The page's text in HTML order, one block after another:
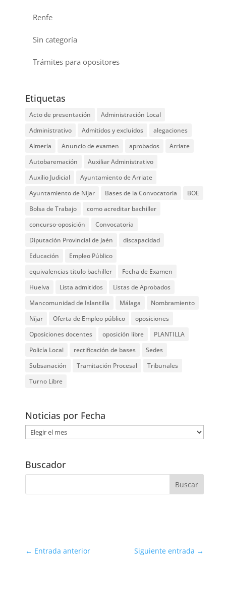
Renfe
Sin categoría
Trámites para opositores
Etiquetas
Acto de presentación
Administración Local
Administrativo
Admitidos y excluidos
alegaciones
Almería
Anuncio de examen aprobados
Arriate
Autobaremación
Auxiliar Administrativo
Auxilio Judicial
Ayuntamiento de Arriate
Ayuntamiento de Níjar
Bases de la Convocatoria
BOE
Bolsa de Trabajo
como acreditar bachiller
concurso-oposición
Convocatoria
Diputación Provincial de Jaén
discapacidad
Educación
Empleo Público
equivalencias titulo bachiller
Fecha de Examen
Huelva
Lista admitidos
Listas de Aprobados
Mancomunidad de Islantilla
Málaga
Nombramiento
Níjar
Oferta de Empleo público
oposiciones
Oposiciones docentes
oposición libre
PLANTILLA
Policía Local
rectificación de bases
Sedes
Subsanación
Tramitación Procesal
Tribunales
Turno Libre
Noticias por Fecha
Noticias
por
Buscador
← Entrada anterior Siguiente entrada →